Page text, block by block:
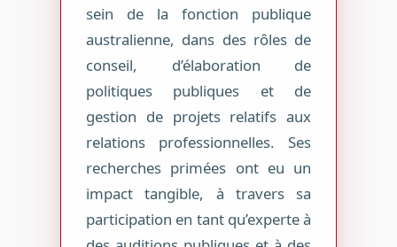
sein de la fonction publique
australienne, dans des rôles de
conseil, d’élaboration de
politiques publiques et de
gestion de projets relatifs aux
relations professionnelles. Ses
recherches primées ont eu un
impact tangible, à travers sa
participation en tant qu’experte à